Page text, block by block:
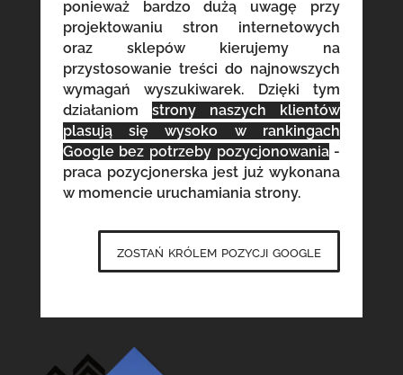
ponieważ bardzo dużą uwagę przy
projektowaniu stron internetowych
oraz sklepów kierujemy na
przystosowanie treści do najnowszych
wymagań wyszukiwarek. Dzięki tym
działaniom strony naszych klientów
plasują się wysoko w rankingach
Google bez potrzeby pozycjonowania-
praca pozycjonerska jest już wykonana
w momencie uruchamiania strony.
zostań królem pozycji google